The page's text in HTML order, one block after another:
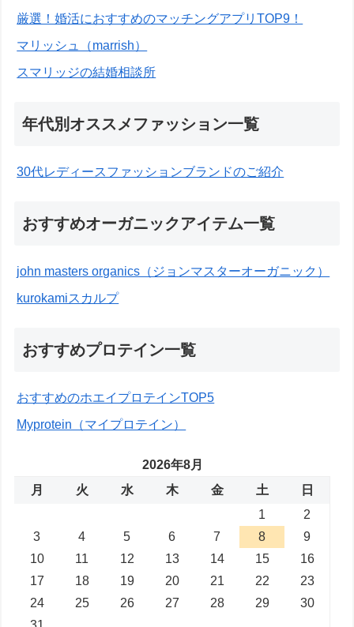
厳選！婚活におすすめのマッチングアプリTOP9！
マリッシュ（marrish）
スマリッジの結婚相談所
年代別オススメファッション一覧
30代レディースファッションブランドのご紹介
おすすめオーガニックアイテム一覧
john masters organics（ジョンマスターオーガニック）
kurokamiスカルプ
おすすめプロテイン一覧
おすすめのホエイプロテインTOP5
Myprotein（マイプロテイン）
2026年8月
月
火 水 木 金 土
日
1
2
3
4 5 6 7 8
9
10
11 12 13 14 15
16
17
18 19 20 21 22
23
24
25 26 27 28 29
30